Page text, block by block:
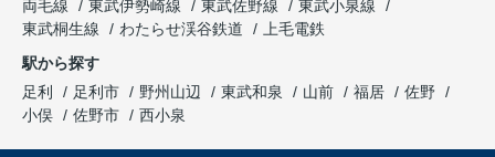
両毛線
東武伊勢崎線 東武佐野線
東武小泉線
東武桐生線
わたらせ渓谷鉄道
上毛電鉄
駅から探す
足利
足利市 野州山辺 東武和泉 山前 福居
佐野
小俣
佐野市 西小泉